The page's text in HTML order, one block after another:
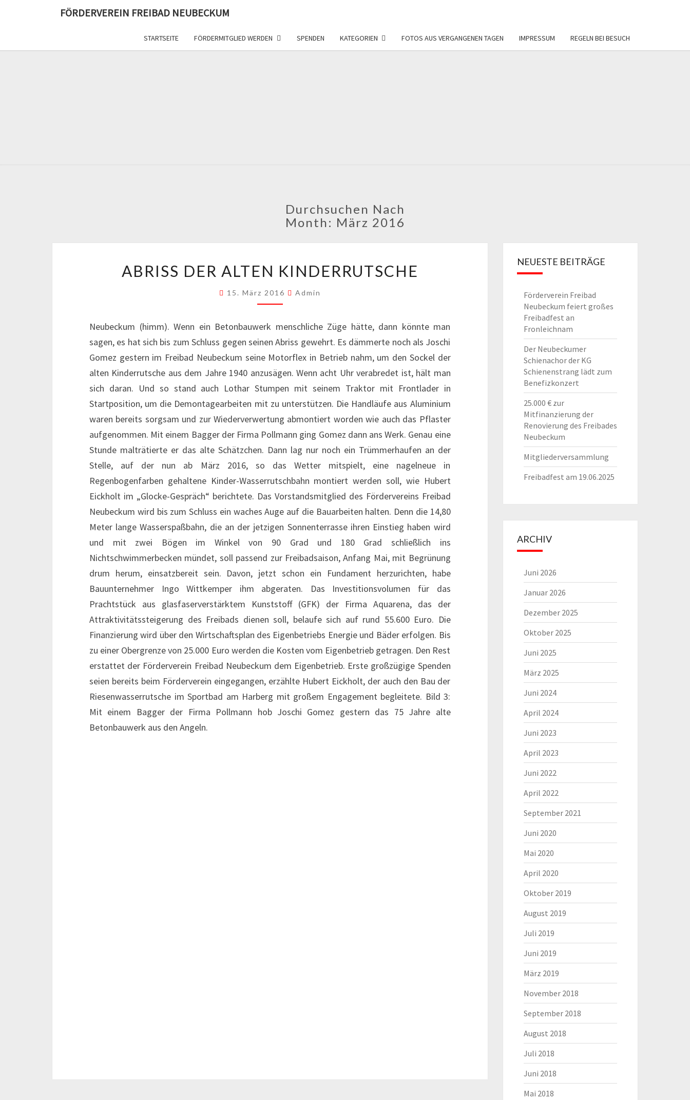
FÖRDERVEREIN FREIBAD NEUBECKUM
STARTSEITE FÖRDERMITGLIED WERDEN SPENDEN KATEGORIEN FOTOS AUS VERGANGENEN TAGEN IMPRESSUM REGELN BEI BESUCH
Durchsuchen Nach
Month: März 2016
DER
KINDERRUTSCHE
ABRISS DER ALTEN KINDERRUTSCHE
15. März 2016 Admin
Neubeckum (himm). Wenn ein Betonbauwerk menschliche Züge hätte, dann könnte man
sagen, es hat sich bis zum Schluss gegen seinen Abriss gewehrt. Es dämmerte noch als Joschi
Gomez gestern im Freibad Neubeckum seine Motorflex in Betrieb nahm, um den Sockel der
alten Kinderrutsche aus dem Jahre 1940 anzusägen. Wenn acht Uhr verabredet ist, hält man
sich daran. Und so stand auch Lothar Stumpen mit seinem Traktor mit Frontlader in
Startposition, um die Demontagearbeiten mit zu unterstützen. Die Handläufe aus Aluminium
waren bereits sorgsam und zur Wiederverwertung abmontiert worden wie auch das Pflaster
aufgenommen. Mit einem Bagger der Firma Pollmann ging Gomez dann ans Werk. Genau eine
Stunde malträtierte er das alte Schätzchen. Dann lag nur noch ein Trümmerhaufen an der
Stelle, auf der nun ab März 2016, so das Wetter mitspielt, eine nagelneue in
Regenbogenfarben gehaltene Kinder-Wasserrutschbahn montiert werden soll, wie Hubert
Eickholt im „Glocke-Gespräch“ berichtete. Das Vorstandsmitglied des Fördervereins Freibad
Neubeckum wird bis zum Schluss ein waches Auge auf die Bauarbeiten halten. Denn die 14,80
Meter lange Wasserspaßbahn, die an der jetzigen Sonnenterrasse ihren Einstieg haben wird
und mit zwei Bögen im Winkel von 90 Grad und 180 Grad schließlich ins
Nichtschwimmerbecken mündet, soll passend zur Freibadsaison, Anfang Mai, mit Begrünung
drum herum, einsatzbereit sein. Davon, jetzt schon ein Fundament herzurichten, habe
Bauunternehmer Ingo Wittkemper ihm abgeraten. Das Investitionsvolumen für das
Prachtstück aus glasfaserverstärktem Kunststoff (GFK) der Firma Aquarena, das der
Attraktivitätssteigerung des Freibads dienen soll, belaufe sich auf rund 55.600 Euro. Die
Finanzierung wird über den Wirtschaftsplan des Eigenbetriebs Energie und Bäder erfolgen. Bis
zu einer Obergrenze von 25.000 Euro werden die Kosten vom Eigenbetrieb getragen. Den Rest
erstattet der Förderverein Freibad Neubeckum dem Eigenbetrieb. Erste großzügige Spenden
seien bereits beim Förderverein eingegangen, erzählte Hubert Eickholt, der auch den Bau der
Riesenwasserrutsche im Sportbad am Harberg mit großem Engagement begleitete. Bild 3:
Mit einem Bagger der Firma Pollmann hob Joschi Gomez gestern das 75 Jahre alte
Betonbauwerk aus den Angeln.
NEUESTE BEITRÄGE
Förderverein Freibad
Neubeckum feiert großes
Freibadfest an
Fronleichnam
Der Neubeckumer
Schienachor der KG
Schienenstrang lädt zum
Benefizkonzert
25.000 € zur
Mitfinanzierung der
Renovierung des Freibades
Neubeckum
Mitgliederversammlung
Freibadfest am 19.06.2025
ARCHIV
Juni 2026
Januar 2026
Dezember 2025
Oktober 2025
Juni 2025
März 2025
Juni 2024
April 2024
Juni 2023
April 2023
Juni 2022
April 2022
September 2021
Juni 2020
Mai 2020
April 2020
Oktober 2019
August 2019
Juli 2019
Juni 2019
März 2019
November 2018
September 2018
August 2018
Juli 2018
Juni 2018
Mai 2018